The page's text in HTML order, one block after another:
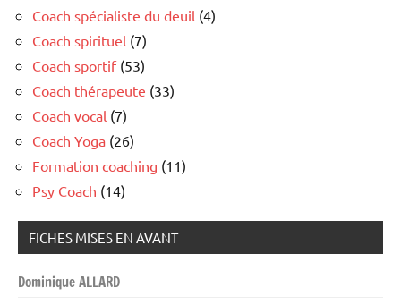
Coach spécialiste du deuil (4)
Coach spirituel (7)
Coach sportif(53)
Coach thérapeute (33)
Coach vocal (7)
Coach Yoga (26)
Formation coaching (11)
Psy Coach (14)
FICHES MISES EN AVANT
Dominique ALLARD